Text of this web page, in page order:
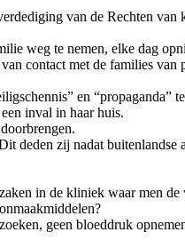
van de Rechten
weg te nemen, elke dag
contact met de families
en “propaganda”
inval in haar huis.
zij nadat buitenlandse
in de kliniek waar men
geen bloeddruk